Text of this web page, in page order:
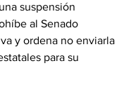
suspensión
al Senado
y ordena no enviarla
para su